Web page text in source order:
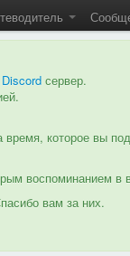
Discord сервер.
которое вы
воспоминанием
вам за них.